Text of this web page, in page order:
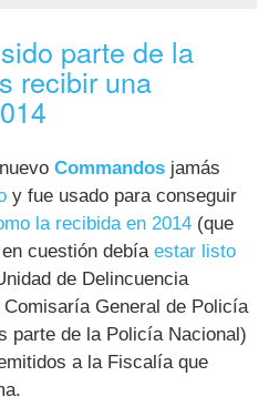
parte de la
recibir una
Commandos jamás
y fue usado para conseguir
la recibida en 2014 (que
cuestión debíaestar listo
de Delincuencia
General de Policía
parte de la Policía Nacional)
a la Fiscalía que